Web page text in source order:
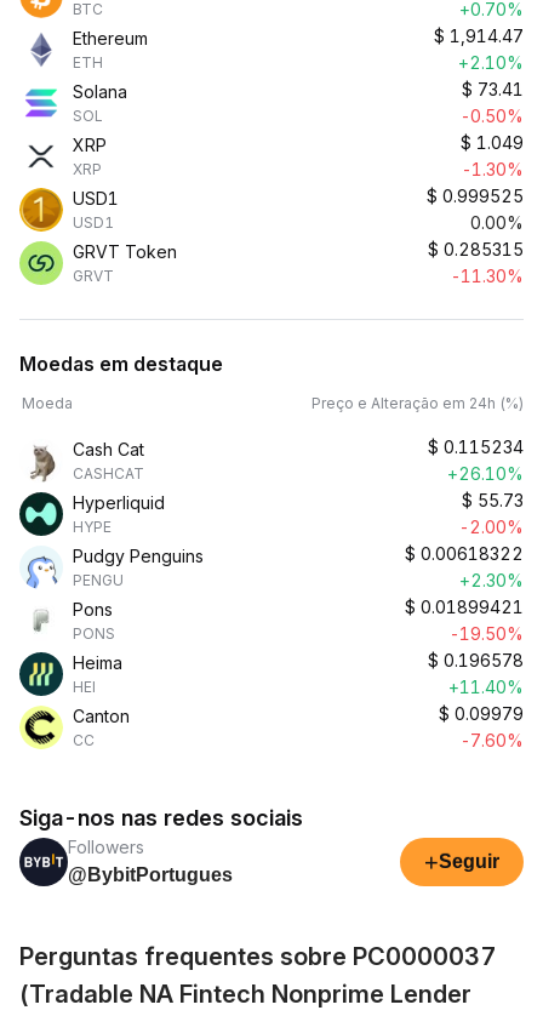
BTC
+0.70%
Ethereum
ETH
$ 1,914.47
+2.10%
Solana
SOL
$ 73.41
-0.50%
XRP
XRP
$ 1.049
-1.30%
USD1
USD1
$ 0.999525
0.00%
GRVT Token
GRVT
$ 0.285315
-11.30%
Moedas em destaque
Moeda Preço e Alteração em 24h (%)
Cash Cat
CASHCAT
$ 0.115234
+26.10%
Hyperliquid
HYPE
$ 55.73
-2.00%
Pudgy Penguins
PENGU
$ 0.00618322
+2.30%
Pons
PONS
$ 0.01899421
-19.50%
Heima
HEI
$ 0.196578
+11.40%
Canton
CC
$ 0.09979
-7.60%
Siga-nos nas redes sociais
Followers
@BybitPortugues
+Seguir
Perguntas frequentes sobre PC0000037
(Tradable NA Fintech Nonprime Lender